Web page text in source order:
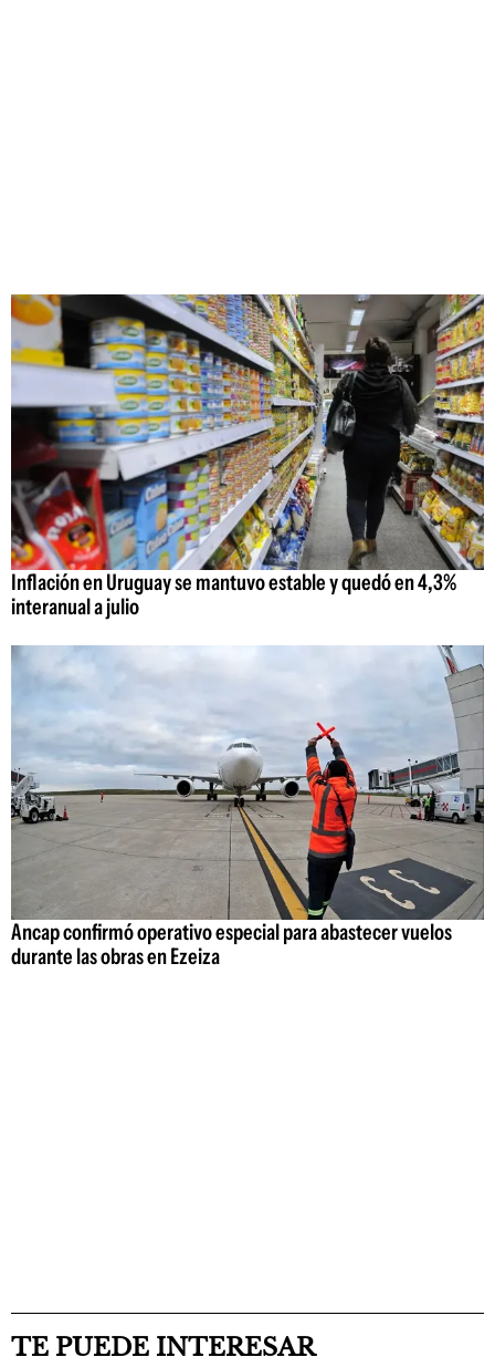
Inflación en Uruguay se mantuvo estable y quedó en 4,3%
interanual a julio
Ancap confirmó operativo especial para abastecer vuelos
durante las obras en Ezeiza
TE PUEDE INTERESAR